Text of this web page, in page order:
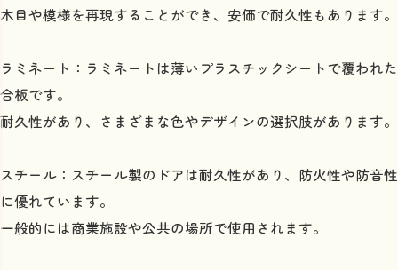
木目や模様を再現することができ、安価で耐久性もあります。
ラミネート：ラミネートは薄いプラスチックシートで覆われた
合板です。
耐久性があり、さまざまな色やデザインの選択肢があります。
スチール：スチール製のドアは耐久性があり、防火性や防音性
に優れています。
一般的には商業施設や公共の場所で使用されます。